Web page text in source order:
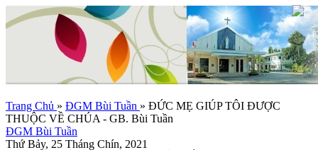
Trang Chủ » ĐGM Bùi Tuần » ĐỨC MẸ GIÚP TÔI ĐƯỢC
THUỘC VỀ CHÚA - GB. Bùi Tuần
ĐGM Bùi Tuần
Thứ Bảy, 25 Tháng Chín, 2021